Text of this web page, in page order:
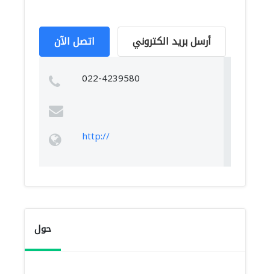
اتصل الآن أرسل بريد الكتروني
022-4239580
http://
حول